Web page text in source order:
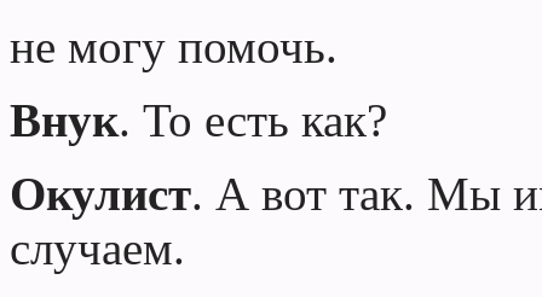
не могу помочь.
Внук. То есть как?
Окулист. А вот так. Мы
случаем.